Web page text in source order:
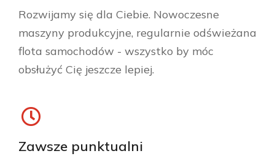
Rozwijamy się dla Ciebie. Nowoczesne
maszyny produkcyjne, regularnie odświeżana
flota samochodów - wszystko by móc
obsłużyć Cię jeszcze lepiej.
Zawsze punktualni